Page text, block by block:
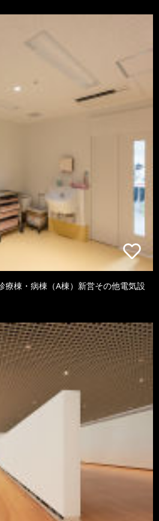
療棟・病棟（A棟）新営その他電気設